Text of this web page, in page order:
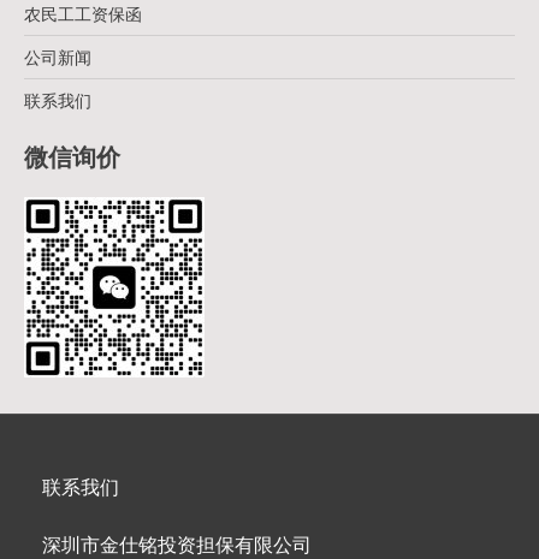
农民工工资保函
公司新闻
联系我们
微信询价
联系我们
深圳市金仕铭投资担保有限公司